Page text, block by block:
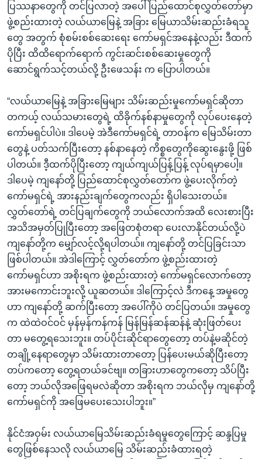
ပြဿနာတွေကို တင်ပြလာတဲ့ အပေါ် ပြည်ထောင်စုလွှတ်တော်မှာ
ဖွဲ့စည်းထားတဲ့ လယ်ယာမြေနဲ့ အခြား မြေယာသိမ်းဆည်းခံရသူ
တွေ အတွက် စုံစမ်းစစ်ဆေးရေး ကော်မရှင်အနေနဲ့လည်း ဒီထက်
ပိုပြီး ထိထိရောက်ရောက် ကွင်းဆင်းစစ်ဆေးမှုတွေကို
ဆောင်ရွက်သင့်တယ်လို့ ဦးဖေသန်း က ပြောပါတယ်။
“လယ်ယာမြေနဲ့ အခြားမြေများ သိမ်းဆည်းမှုကော်မရှင်ဆိုတာ
တကယ့် လယ်သမားတွေရဲ့ ထိခိုက်နစ်နာမှုတွေကို လုပ်ပေးနေတဲ့
ကော်မရှင်ပါပဲ။ ဒါပေမဲ့ အဲဒီကော်မရှင်ရဲ့ တာဝန်က မြေသိမ်းတာ
တွေနဲ့ ပတ်သက်ပြီးတော့ နစ်နာနေတဲ့ ကိစ္စတွေကိုဆွေးနွေးဖို့ ဖြစ်
ပါတယ်။ ဒီ့ထက်ပိုပြီးတော့ ကျယ်ကျယ်ပြန့်ပြန့် လုပ်ရမှာပေါ့။
ဒါပေမဲ့ ကျနော်တို့ ပြည်ထောင်စုလွှတ်တော်က ဖွဲ့ပေးလိုက်တဲ့
ကော်မရှင်ရဲ့ အားနည်းချက်တွေကလည်း ရှိပါသေးတယ်။
လွှတ်တော်ရဲ့ တင်ပြချက်တွေကို ဘယ်လောက်အထိ လေးစားပြီး
အသိအမှတ်ပြုပြီးတော့ အဖြေတစုံတရာ ပေးလာနိုင်တယ်လို့ပဲ
ကျနော်တို့က မျှော်လင့်လို့ရပါတယ်။ ကျနော်တို့ တင်ပြခြင်းသာ
ဖြစ်ပါတယ်။ အဲဒါကြောင့် လွှတ်တော်က ဖွဲ့စည်းထားတဲ့
ကော်မရှင်ဟာ အစိုးရက ဖွဲ့စည်းထားတဲ့ ကော်မရှင်လောက်တော့
အားမကောင်းဘူးလို့ ယူဆတယ်။ ဒါကြောင့်လဲ ဒီကနေ့ အမှုတွေ
ဟာ ကျနော်တို့ ဆက်ပြီးတော့ အပေါ်ကိုပဲ တင်ပြတယ်။ အမှုတွေ
က ထဲထဲဝင်ဝင် မှန်မှန်ကန်ကန် မြန်မြန်ဆန်ဆန်နဲ့ ဆုံးဖြတ်ပေး
တာ မတွေ့ရသေးဘူး။ တပ်ပိုင်းဆိုင်ရာတွေတော့ တပ်နဲ့မဆိုင်တဲ့
တချို့နေရာတွေမှာ သိမ်းထားတာတော့ ပြန်ပေးမယ်ဆိုပြီးတော့
တပ်ကတော့ တွေ့ရတယ်ခင်ဗျ။ တခြားဟာတွေကတော့ သိပ်ပြီး
တော့ ဘယ်လိုအဖြေရမလဲဆိုတာ အစိုးရက ဘယ်လိုမှ ကျနော်တို့
ကော်မရှင်ကို အဖြေမပေးသေးပါဘူး။”
နိုင်ငံအဝှမ်း လယ်ယာမြေသိမ်းဆည်းခံရမှုတွေကြောင့် ဆန္ဒပြမှု
တွေဖြစ်နေသလို လယ်ယာမြေ သိမ်းဆည်းခံထားရတဲ့